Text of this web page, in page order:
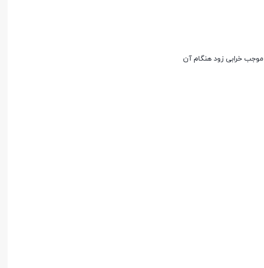
خرابی زود هنگام آن